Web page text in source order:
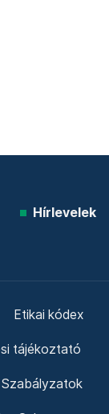
Hírlevelek
Etikai kódex
tájékoztató
Szabályzatok